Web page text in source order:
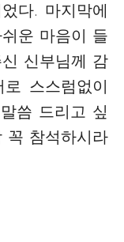
다. 마지막에
운 마음이 들
신부님께 감
스스럼없이
씀 드리고 싶
꼭 참석하시라